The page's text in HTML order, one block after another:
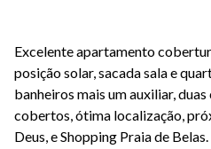
Excelente apartamento
posição solar, sacada sala e
banheiros mais um auxiliar,
cobertos, ótima localização,
Deus, e Shopping Praia de Belas.